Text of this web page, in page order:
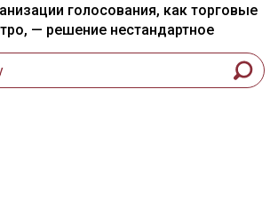
голосования, как торговые
— решение нестандартное